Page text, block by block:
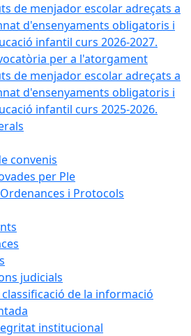
de menjador escolar adreçats a
d'ensenyaments obligatoris i
infantil curs 2026-2027.
per a l'atorgament
de menjador escolar adreçats a
d'ensenyaments obligatoris i
infantil curs 2025-2026.
convenis
per Ple
i Protocols
judicials
de la informació
institucional